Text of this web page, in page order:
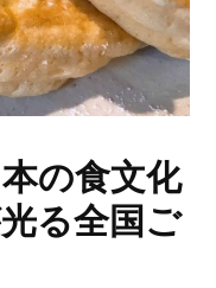
の食文化
る全国ご